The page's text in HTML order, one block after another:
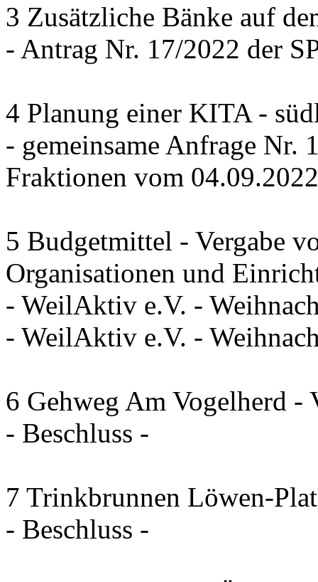
3 Zusätzliche Bänke auf
- Antrag Nr. 17/2022 der
4 Planung einer KITA -
- gemeinsame Anfrage Nr.
Fraktionen vom 04.09.2022
5 Budgetmittel - Vergabe
Organisationen und
- WeilAktiv e.V. -
- WeilAktiv e.V. -
6 Gehweg Am Vogelherd -
- Beschluss -
7 Trinkbrunnen Löwen-
- Beschluss -